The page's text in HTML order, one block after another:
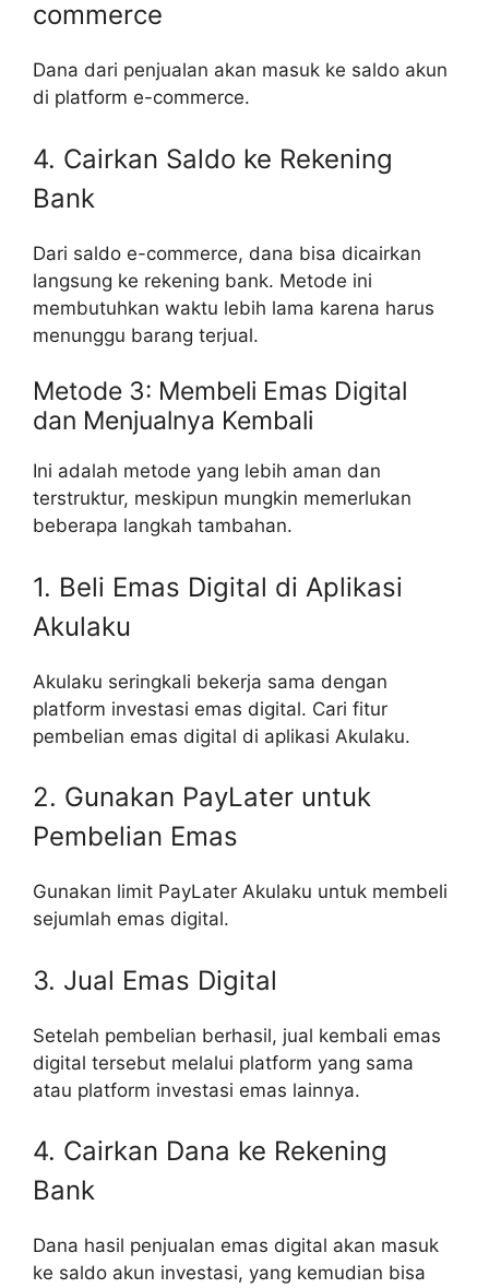
commerce
Dana dari penjualan akan masuk ke saldo akun
di platform e-commerce.
4. Cairkan Saldo ke Rekening
Bank
Dari saldo e-commerce, dana bisa dicairkan
langsung ke rekening bank. Metode ini
membutuhkan waktu lebih lama karena harus
menunggu barang terjual.
Metode 3: Membeli Emas Digital
dan Menjualnya Kembali
Ini adalah metode yang lebih aman dan
terstruktur, meskipun mungkin memerlukan
beberapa langkah tambahan.
1. Beli Emas Digital di Aplikasi
Akulaku
Akulaku seringkali bekerja sama dengan
platform investasi emas digital. Cari fitur
pembelian emas digital di aplikasi Akulaku.
2. Gunakan PayLater untuk
Pembelian Emas
Gunakan limit PayLater Akulaku untuk membeli
sejumlah emas digital.
3. Jual Emas Digital
Setelah pembelian berhasil, jual kembali emas
digital tersebut melalui platform yang sama
atau platform investasi emas lainnya.
4. Cairkan Dana ke Rekening
Bank
Dana hasil penjualan emas digital akan masuk
ke saldo akun investasi, yang kemudian bisa